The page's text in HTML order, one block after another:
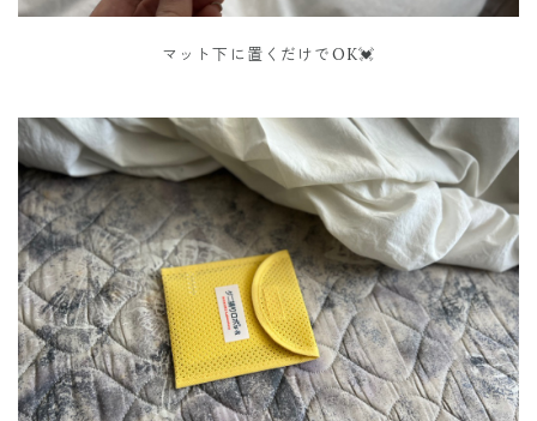
マット下に置くだけでOK💓